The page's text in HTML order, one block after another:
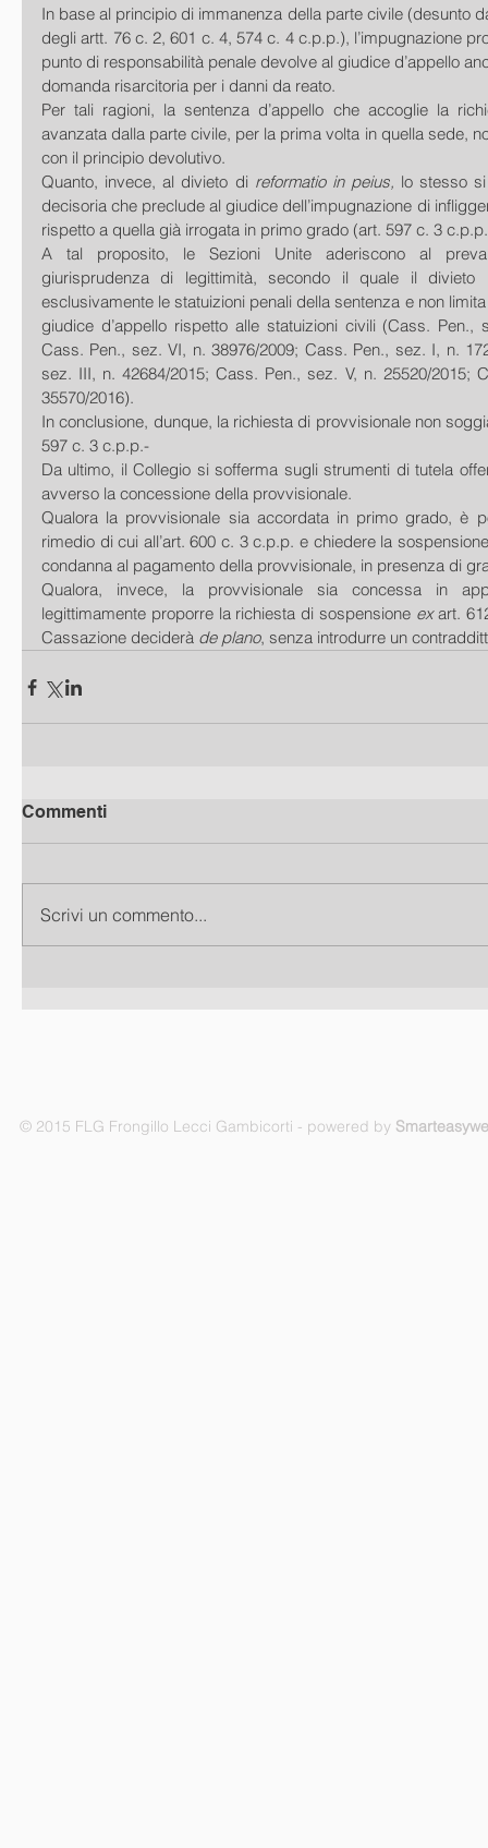
In base al principio di immanenza della parte civile (desunto
degli artt. 76 c. 2, 601 c. 4, 574 c. 4 c.p.p.), l’impugnazione
punto di responsabilità penale devolve al giudice d’appello
domanda risarcitoria per i danni da reato.
Per tali ragioni, la sentenza d’appello che accoglie la
avanzata dalla parte civile, per la prima volta in quella sede,
con il principio devolutivo.
Quanto, invece, al divieto di reformatio in peius, lo stesso
decisoria che preclude al giudice dell’impugnazione di
rispetto a quella già irrogata in primo grado (art. 597 c. 3
A tal proposito, le Sezioni Unite aderiscono al
giurisprudenza di legittimità, secondo il quale il divieto
esclusivamente le statuizioni penali della sentenza e non
giudice d’appello rispetto alle statuizioni civili (Cass. Pen.,
Cass. Pen., sez. VI, n. 38976/2009; Cass. Pen., sez. I, n.
sez. III, n. 42684/2015; Cass. Pen., sez. V, n. 25520/2015;
35570/2016).
In conclusione, dunque, la richiesta di provvisionale non
597 c. 3 c.p.p.-
Da ultimo, il Collegio si sofferma sugli strumenti di tutela
avverso la concessione della provvisionale.
Qualora la provvisionale sia accordata in primo grado, è
rimedio di cui all’art. 600 c. 3 c.p.p. e chiedere la
condanna al pagamento della provvisionale, in presenza di
Qualora, invece, la provvisionale sia concessa in
legittimamente proporre la richiesta di sospensione ex art.
Cassazione deciderà de plano, senza introdurre un
Commenti
Scrivi un commento...
© 2015 FLG Frongillo Lecci Gambicorti - powered by